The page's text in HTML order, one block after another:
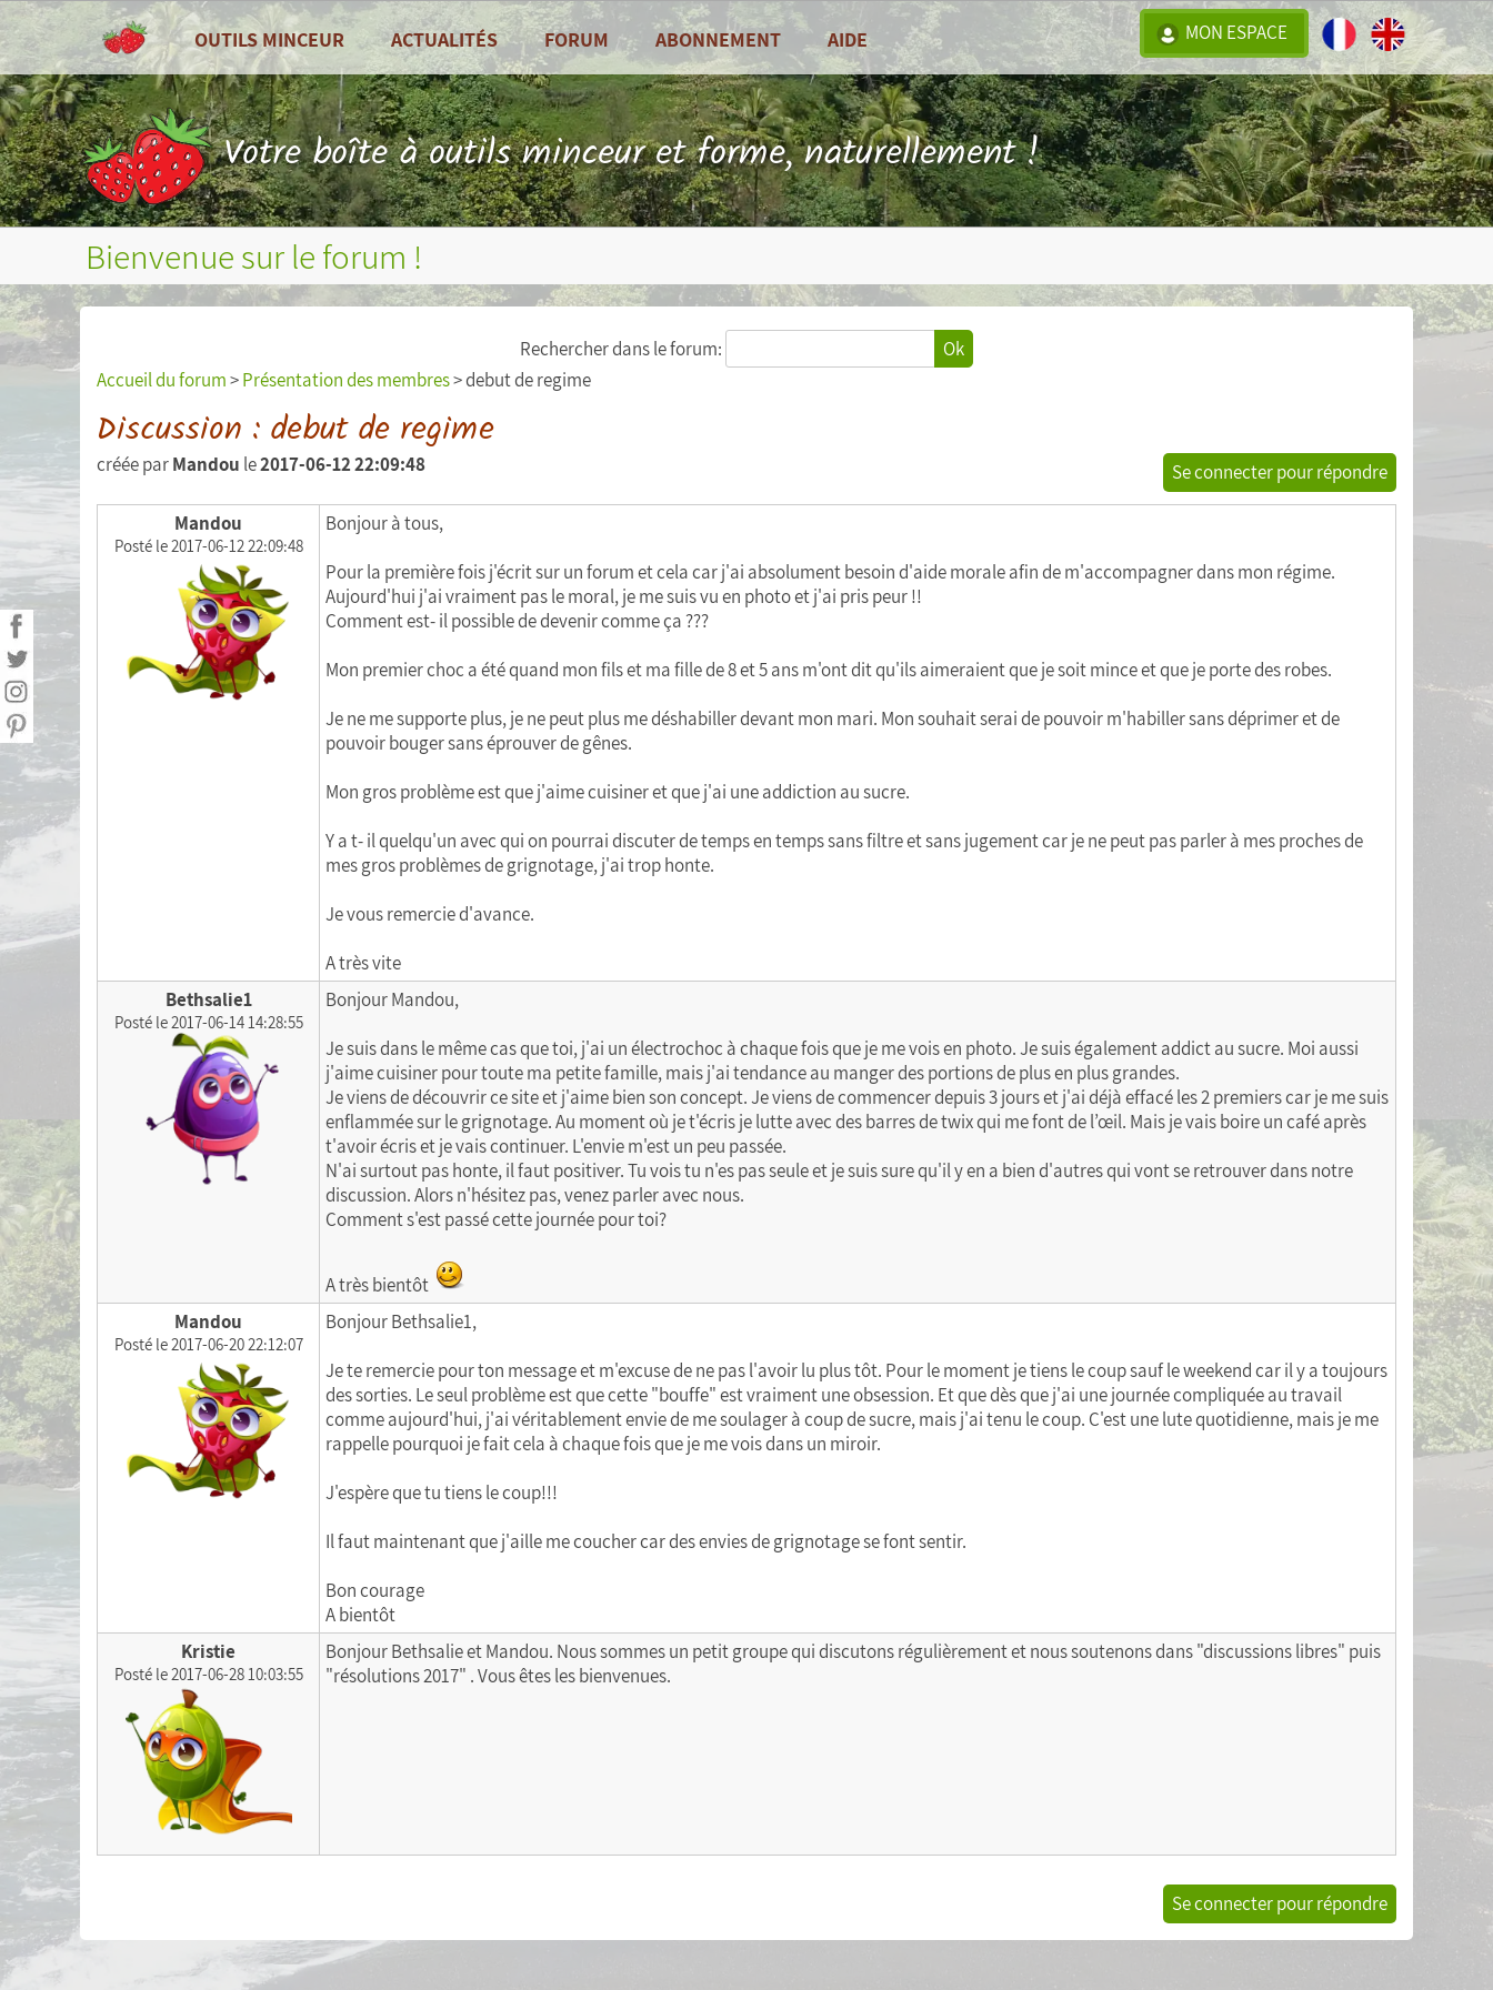
MON ESPACE
OUTILS MINCEUR
TOUS LES OUTILS
Tableau de bord
Compteur de calories
Combien de calories par jour ?
Journal alimentaire
Courbes de poids, tour de taille, etc...
Mesures (poids, tour de taille, etc...)
Objectifs personnels
Statistiques personnelles
Calculer mon Indice de Masse Corporelle
(IMC)
Liste de courses
Menu de la semaine
Exporter mes données
ACTUALITÉS
Toutes les actualités
Recettes de cuisine
Zoom sur ...
Fruits et légumes de saison
FORUM ABONNEMENT AIDE
Foire Aux Questions
Contact
Votre boîte à outils minceur et forme, naturellement !
Bienvenue sur le forum !
Rechercher dans le forum:
Ok
Accueil du forum>Présentation des membres> debut de regime
Discussion : debut de regime
créée parMandou le2017-06-12 22:09:48 Se connecter pour répondre
Mandou
Posté le 2017-06-12 22:09:48
Bonjour à tous,
Pour la première fois j'écrit sur un forum et cela car j'ai absolument besoin d'aide morale afin de m'accompagner dans mon régime.
Aujourd'hui j'ai vraiment pas le moral, je me suis vu en photo et j'ai pris peur !!
Comment est- il possible de devenir comme ça ???
Mon premier choc a été quand mon fils et ma fille de 8 et 5 ans m'ont dit qu'ils aimeraient que je soit mince et que je porte des robes.
Je ne me supporte plus, je ne peut plus me déshabiller devant mon mari. Mon souhait serai de pouvoir m'habiller sans déprimer et de
pouvoir bouger sans éprouver de gênes.
Mon gros problème est que j'aime cuisiner et que j'ai une addiction au sucre.
Y a t- il quelqu'un avec qui on pourrai discuter de temps en temps sans filtre et sans jugement car je ne peut pas parler à mes proches de
mes gros problèmes de grignotage, j'ai trop honte.
Je vous remercie d'avance.
A très vite
Bethsalie1
Posté le 2017-06-14 14:28:55
Bonjour Mandou,
Je suis dans le même cas que toi, j'ai un électrochoc à chaque fois que je me vois en photo. Je suis également addict au sucre. Moi aussi
j'aime cuisiner pour toute ma petite famille, mais j'ai tendance au manger des portions de plus en plus grandes.
Je viens de découvrir ce site et j'aime bien son concept. Je viens de commencer depuis 3 jours et j'ai déjà effacé les 2 premiers car je me suis
enflammée sur le grignotage. Au moment où je t'écris je lutte avec des barres de twix qui me font de l’œil. Mais je vais boire un café après
t'avoir écris et je vais continuer. L'envie m'est un peu passée.
N'ai surtout pas honte, il faut positiver. Tu vois tu n'es pas seule et je suis sure qu'il y en a bien d'autres qui vont se retrouver dans notre
discussion. Alors n'hésitez pas, venez parler avec nous.
Comment s'est passé cette journée pour toi?
A très bientôt
Mandou
Posté le 2017-06-20 22:12:07
Bonjour Bethsalie1,
Je te remercie pour ton message et m'excuse de ne pas l'avoir lu plus tôt. Pour le moment je tiens le coup sauf le weekend car il y a toujours
des sorties. Le seul problème est que cette "bouffe" est vraiment une obsession. Et que dès que j'ai une journée compliquée au travail
comme aujourd'hui, j'ai véritablement envie de me soulager à coup de sucre, mais j'ai tenu le coup. C'est une lute quotidienne, mais je me
rappelle pourquoi je fait cela à chaque fois que je me vois dans un miroir.
J'espère que tu tiens le coup!!!
Il faut maintenant que j'aille me coucher car des envies de grignotage se font sentir.
Bon courage
A bientôt
Kristie
Posté le 2017-06-28 10:03:55
Bonjour Bethsalie et Mandou. Nous sommes un petit groupe qui discutons régulièrement et nous soutenons dans "discussions libres" puis
"résolutions 2017" . Vous êtes les bienvenues.
Se connecter pour répondre